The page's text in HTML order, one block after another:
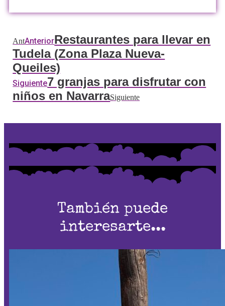
AntAnteriorRestaurantes para llevar en
Tudela (Zona Plaza Nueva-
Queiles)
Siguiente7 granjas para disfrutar con
niños en NavarraSiguiente
También puede
interesarte...